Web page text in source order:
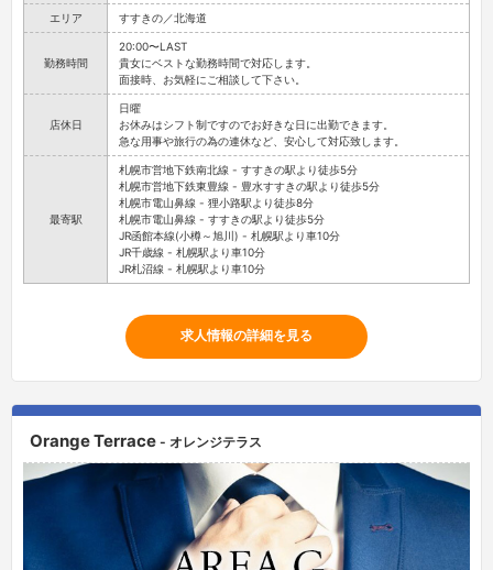
エリア すすきの／北海道
勤務時間
20:00〜LAST
貴女にベストな勤務時間で対応します。
面接時、お気軽にご相談して下さい。
店休日
日曜
お休みはシフト制ですのでお好きな日に出勤できます。
急な用事や旅行の為の連休など、安心して対応致します。
最寄駅
札幌市営地下鉄南北線 - すすきの駅より徒歩5分
札幌市営地下鉄東豊線 - 豊水すすきの駅より徒歩5分
札幌市電山鼻線 - 狸小路駅より徒歩8分
札幌市電山鼻線 - すすきの駅より徒歩5分
JR函館本線(小樽～旭川) - 札幌駅より車10分
JR千歳線 - 札幌駅より車10分
JR札沼線 - 札幌駅より車10分
求人情報の詳細を見る
Orange Terrace - オレンジテラス